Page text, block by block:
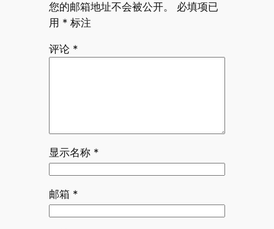
您的邮箱地址不会被公开。
必填项已
用 *标注
评论 *
显示名称 *
邮箱 *